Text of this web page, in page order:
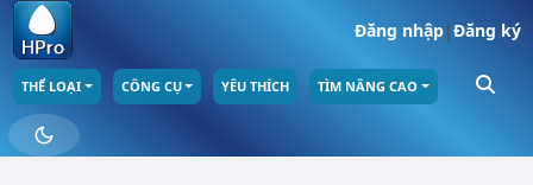
Đăng nhập|Đăng ký
THỂ LOẠI CÔNG CỤ YÊU THÍCH TÌM NÂNG CAO